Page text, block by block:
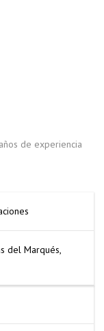
de experiencia
del Marqués,